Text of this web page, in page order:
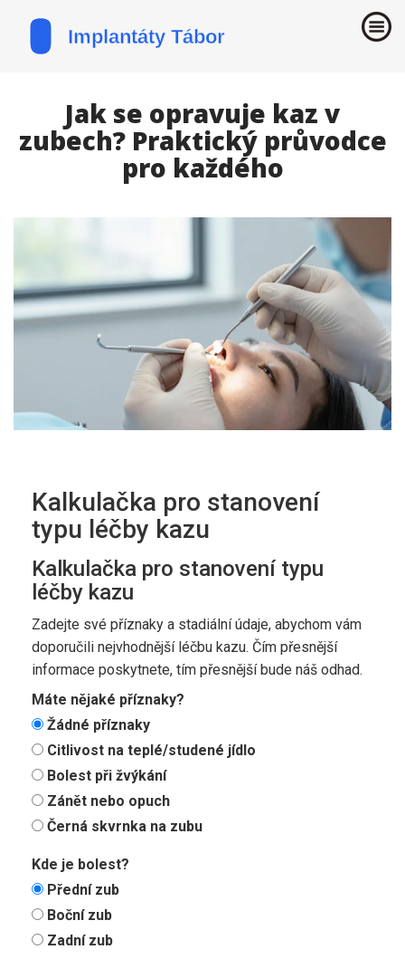
Jak se opravuje kaz v
zubech? Praktický průvodce
pro každého
Kalkulačka pro stanovení
typu léčby kazu
Kalkulačka pro stanovení typu
léčby kazu
Zadejte své příznaky a stadiální údaje, abychom vám
doporučili nejvhodnější léčbu kazu. Čím přesnější
informace poskytnete, tím přesnější bude náš odhad.
Máte nějaké příznaky?
Žádné příznaky
Citlivost na teplé/studené jídlo
Bolest při žvýkání
Zánět nebo opuch
Černá skvrnka na zubu
Kde je bolest?
Přední zub
Boční zub
Zadní zub